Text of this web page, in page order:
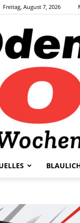
Freitag, August 7, 2026